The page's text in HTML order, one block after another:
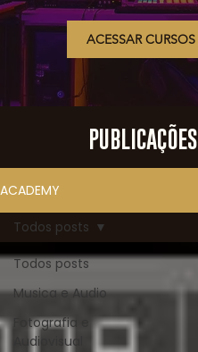
ACESSAR CURSOS
PUBLICAÇÕES
ACADEMY
Todos posts
Musica e Audio
Fotografia e
Audiovisual
Todos posts